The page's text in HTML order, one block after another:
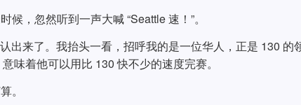
，忽然听到一声大喊 “Seattle 速！”。
出来了。我抬头一看，招呼我的是一位华人，正是 130 的
味着他可以用比 130 快不少的速度完赛。
。